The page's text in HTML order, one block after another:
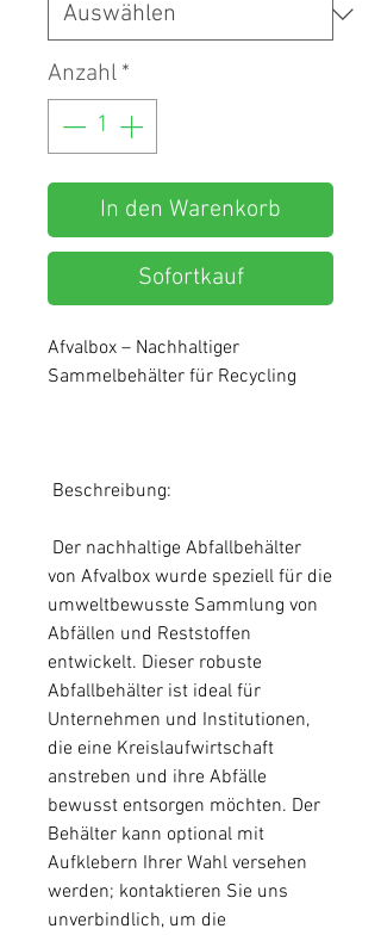
Anzahl *
In den Warenkorb
Sofortkauf
Afvalbox – Nachhaltiger
Sammelbehälter für Recycling
Beschreibung:
Der nachhaltige Abfallbehälter
von Afvalbox wurde speziell für die
umweltbewusste Sammlung von
Abfällen und Reststoffen
entwickelt. Dieser robuste
Abfallbehälter ist ideal für
Unternehmen und Institutionen,
die eine Kreislaufwirtschaft
anstreben und ihre Abfälle
bewusst entsorgen möchten. Der
Behälter kann optional mit
Aufklebern Ihrer Wahl versehen
werden; kontaktieren Sie uns
unverbindlich, um die